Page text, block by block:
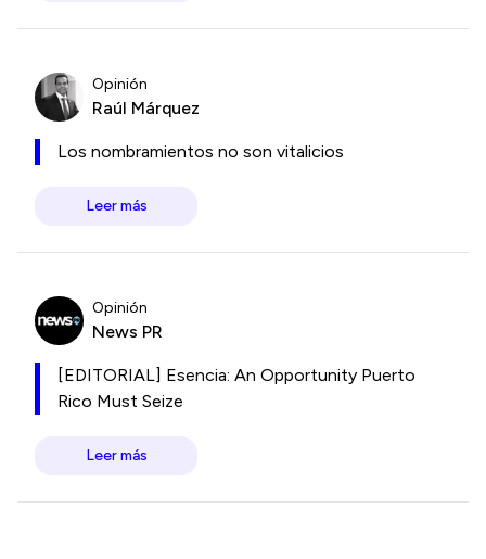
Opinión
Raúl Márquez
Los nombramientos no son vitalicios
Leer más
Opinión
News PR
[EDITORIAL] Esencia: An Opportunity Puerto
Rico Must Seize
Leer más